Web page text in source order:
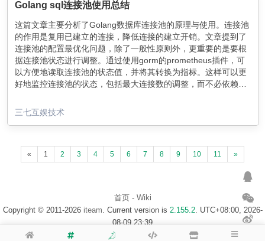
Golang sql连接池使用总结
这篇文章主要分析了Golang数据库连接池的原理与使用。连接池
的作用是复用已建立的连接，降低连接的建立开销。文章提到了
连接池的配置最优化问题，除了一般性原则外，更重要的是要根
据连接池状态进行调整。通过使用gorm的prometheus插件，可
以方便地读取连接池的状态值，并将其转换为指标。这样可以更
好地监控连接池的状态，包括最大连接数的调整，而不必依赖于
三七互娱技术
« 1 2 3 4 5 6 7 8 9 10 11 »
首页- Wiki
Copyright © 2011-2026 iteam . Current version is 2.155.2. UTC+08:00, 2026-
08-09 23:39
浙ICP备14020137号-1 $访客地图$